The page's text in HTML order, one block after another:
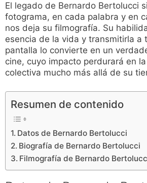
El legado de Bernardo Bertolucci
fotograma, en cada palabra y en
nos deja su filmografía. Su
esencia de la vida y transmitirla a
pantalla lo convierte en un
cine, cuyo impacto perdurará en
colectiva mucho más allá de su
Resumen de contenido
Datos de Bernardo Bertolucci
Biografía de Bernardo Bertolucci
Filmografía de Bernardo